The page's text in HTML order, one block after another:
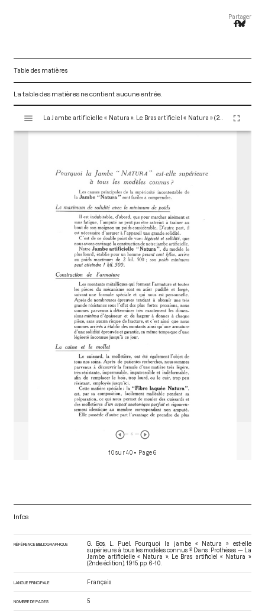
Partager
Table des matières
La table des matières ne contient aucune entrée.
s
La Jambe artificielle « Natura ». Le Bras artificiel « Natura » (2nde édition) Paris : Maison Claverie, 1915. 36 p. (Prothèses, 16)
10 sur 40 • Page 6
Infos
RÉFÉRENCE BIBLIOGRAPHIQUE
G. Bos, L. Puel. Pourquoi la jambe « Natura » est-elle
supérieure à tous les modèles connus ?. Dans : Prothèses — La
Jambe artificielle « Natura ». Le Bras artificiel « Natura »
(2nde édition) . 1915. pp. 6-10.
LANGUE PRINCIPALE Français
NOMBRE DE PAGES 5